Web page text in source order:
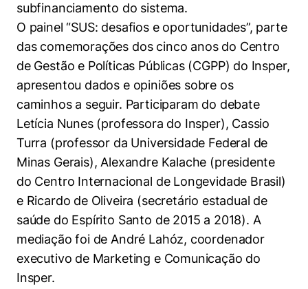
Tecnologia e Dados
subfinanciamento do sistema.
O painel “SUS: desafios e oportunidades”, parte
das comemorações dos cinco anos do Centro
de Gestão e Políticas Públicas (CGPP) do Insper,
apresentou dados e opiniões sobre os
caminhos a seguir. Participaram do debate
Letícia Nunes (professora do Insper), Cassio
Turra (professor da Universidade Federal de
Minas Gerais), Alexandre Kalache (presidente
do Centro Internacional de Longevidade Brasil)
e Ricardo de Oliveira (secretário estadual de
saúde do Espírito Santo de 2015 a 2018). A
mediação foi de André Lahóz, coordenador
executivo de Marketing e Comunicação do
Insper.